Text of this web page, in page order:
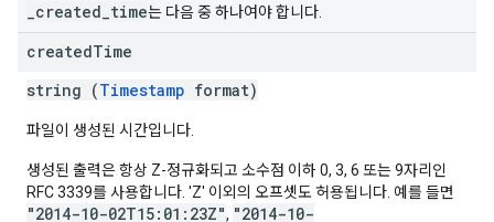
_created_time는 다음 중 하나여야 합니다.
createdTime
string (Timestamp format)
파일이 생성된 시간입니다.
생성된 출력은 항상 Z-정규화되고 소수점 이하 0, 3, 6 또는 9자리인
RFC 3339를 사용합니다. 'Z' 이외의 오프셋도 허용됩니다. 예를 들면
"2014-10-02T15:01:23Z", "2014-10-